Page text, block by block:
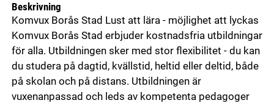
Beskrivning
Komvux Borås Stad Lust att lära - möjlighet att lyckas
Komvux Borås Stad erbjuder kostnadsfria utbildningar
för alla. Utbildningen sker med stor flexibilitet - du kan
du studera på dagtid, kvällstid, heltid eller deltid, både
på skolan och på distans. Utbildningen är
vuxenanpassad och leds av kompetenta pedagoger